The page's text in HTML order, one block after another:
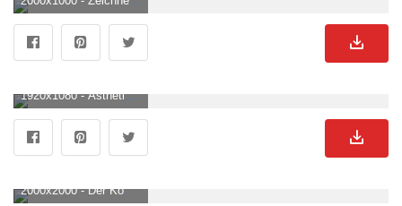
1920x1080 - Ästhetik Des Königs Der Löwen Wallpaper KOSTENLOS. Löwen BildHD 1080p .
2000x2000 - Der König Der Löwen Und Nala By Disney Classics Personalisiert. Löwen Hintergrundbild.